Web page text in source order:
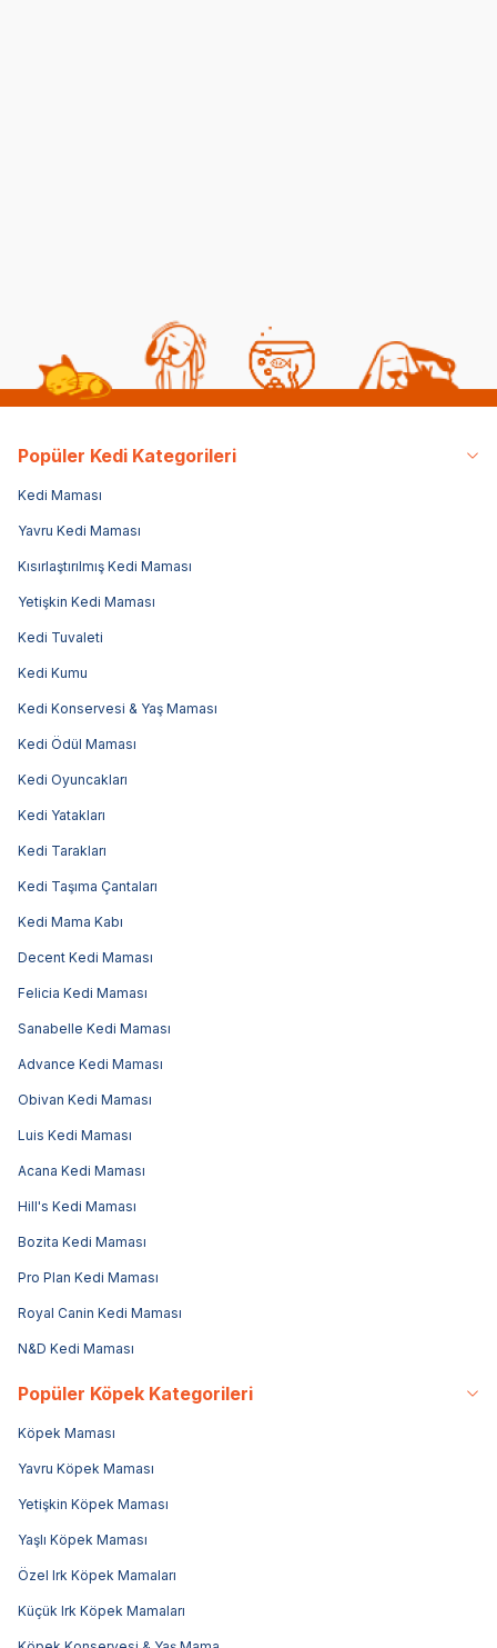
Popüler Kedi Kategorileri
Kedi Maması
Yavru Kedi Maması
Kısırlaştırılmış Kedi Maması
Yetişkin Kedi Maması
Kedi Tuvaleti
Kedi Kumu
Kedi Konservesi & Yaş Maması
Kedi Ödül Maması
Kedi Oyuncakları
Kedi Yatakları
Kedi Tarakları
Kedi Taşıma Çantaları
Kedi Mama Kabı
Decent Kedi Maması
Felicia Kedi Maması
Sanabelle Kedi Maması
Advance Kedi Maması
Obivan Kedi Maması
Luis Kedi Maması
Acana Kedi Maması
Hill's Kedi Maması
Bozita Kedi Maması
Pro Plan Kedi Maması
Royal Canin Kedi Maması
N&D Kedi Maması
Popüler Köpek Kategorileri
Köpek Maması
Yavru Köpek Maması
Yetişkin Köpek Maması
Yaşlı Köpek Maması
Özel Irk Köpek Mamaları
Küçük Irk Köpek Mamaları